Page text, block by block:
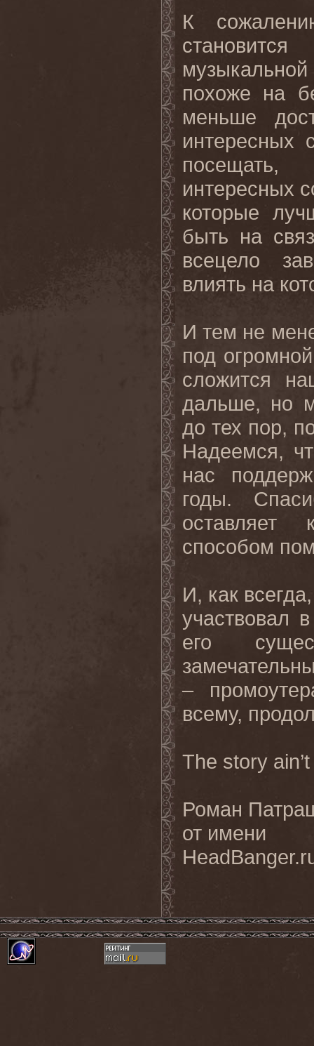
К
похоже на
меньше
интересных
посещать,
интересных
которые
быть на
всецело
влиять на
И тем не
под
сложится
дальше, но
до тех пор,
Надеемся,
нас
годы.
способом
И, как
участвовал
его
–
всему,
The story
Роман
от имени